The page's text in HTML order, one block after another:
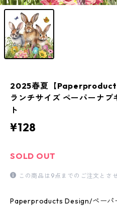
2025春夏【
ランチサイズ ペーパーナ
ト
¥128
SOLD OUT
この商品は9点までのご注文とさ
Paperproducts Design/ペーパ